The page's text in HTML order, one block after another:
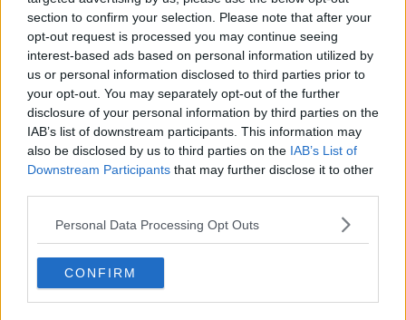
section to confirm your selection. Please note that after your
opt-out request is processed you may continue seeing
interest-based ads based on personal information utilized by
us or personal information disclosed to third parties prior to
your opt-out. You may separately opt-out of the further
disclosure of your personal information by third parties on the
IAB’s list of downstream participants. This information may
also be disclosed by us to third parties on the IAB’s List of
Downstream Participants that may further disclose it to other
Personal Data Processing Opt Outs
CONFIRM
Erdogan continua a sfidare l'Occidente
Libano, collasso economico e guerra civile
Johnson, da Trump a Biden alla Brexit
L'AUKUS e il Quad
Biden, primo presidente USA non in guerra
Papa Bergoglio vedrà Viktor Orbán
Bennet, un giorno in attesa di Biden
Il ritorno dei talebani
​La lenta agonia del Libano
Sudafrica, è allarme alimentare
La farsa delle elezioni in Siria
In Medioriente non ci sono favole, solo realtà
Biden chiama ma Netanyahu non risponde
Niente di nuovo in Medioriente
La forza di Boris Johnson